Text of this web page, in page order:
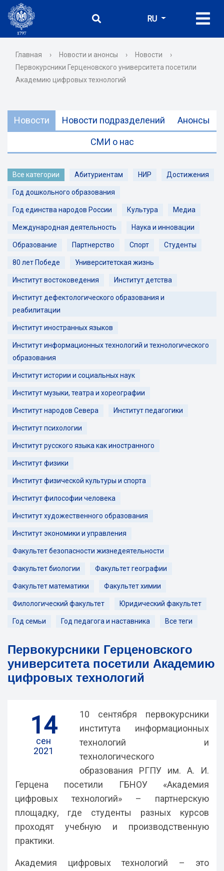
RU
Главная › Новости и анонсы › Новости
›
Первокурсники Герценовского университета посетили
Академию цифровых технологий
Новости Новости подразделений Анонсы
СМИ о нас
Все категории Абитуриентам НИР Достижения
Год дошкольного образования
Год единства народов России Культура Медиа
Международная деятельность Наука и инновации
Образование Партнерство Спорт Студенты
80 лет Победе Университетская жизнь
Институт востоковедения Институт детства
Институт дефектологического образования и
реабилитации
Институт иностранных языков
Институт информационных технологий и технологического
образования
Институт истории и социальных наук
Институт музыки, театра и хореографии
Институт народов Севера Институт педагогики
Институт психологии
Институт русского языка как иностранного
Институт физики
Институт физической культуры и спорта
Институт философии человека
Институт художественного образования
Институт экономики и управления
Факультет безопасности жизнедеятельности
Факультет биологии Факультет географии
Факультет математики Факультет химии
Филологический факультет Юридический факультет
Год семьи Год педагога и наставника Все теги
Первокурсники Герценовского
университета посетили Академию
цифровых технологий
14
сен
2021
10 сентября первокурсники
института информационных
технологий и
технологического
образования РГПУ им. А. И.
Герцена посетили ГБНОУ «Академия
цифровых технологий» – партнерскую
площадку, где студенты разных курсов
проходят учебную и производственную
практики.
Академия цифровых технологий – это